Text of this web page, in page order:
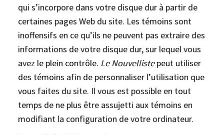
qui s’incorpore dans votre disque dur à partir de
certaines pages Web du site. Les témoins sont
inoffensifs en ce qu’ils ne peuvent pas extraire des
informations de votre disque dur, sur lequel vous
avez le plein contrôle. Le Nouvellistepeut utiliser
des témoins afin de personnaliser l’utilisation que
vous faites du site. Il vous est possible en tout
temps de ne plus être assujetti aux témoins en
modifiant la configuration de votre ordinateur.